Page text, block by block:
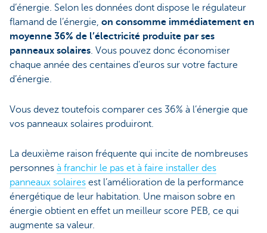
d’énergie. Selon les données dont dispose le régulateur
flamand de l’énergie, on consomme immédiatement en
moyenne 36% de l’électricité produite par ses
panneaux solaires. Vous pouvez donc économiser
chaque année des centaines d’euros sur votre facture
d’énergie.
Vous devez toutefois comparer ces 36% à l’énergie que
vos panneaux solaires produiront.
La deuxième raison fréquente qui incite de nombreuses
personnes à franchir le pas et à faire installer des
panneaux solaires est l’amélioration de la performance
énergétique de leur habitation. Une maison sobre en
énergie obtient en effet un meilleur score PEB, ce qui
augmente sa valeur.